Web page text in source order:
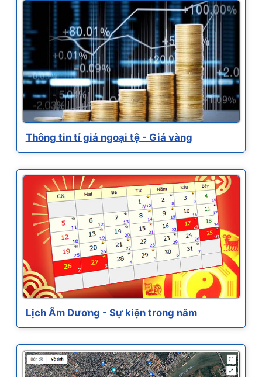
Thông tin tỉ giá ngoại tệ - Giá vàng
Lịch Âm Dương - Sự kiện trong năm